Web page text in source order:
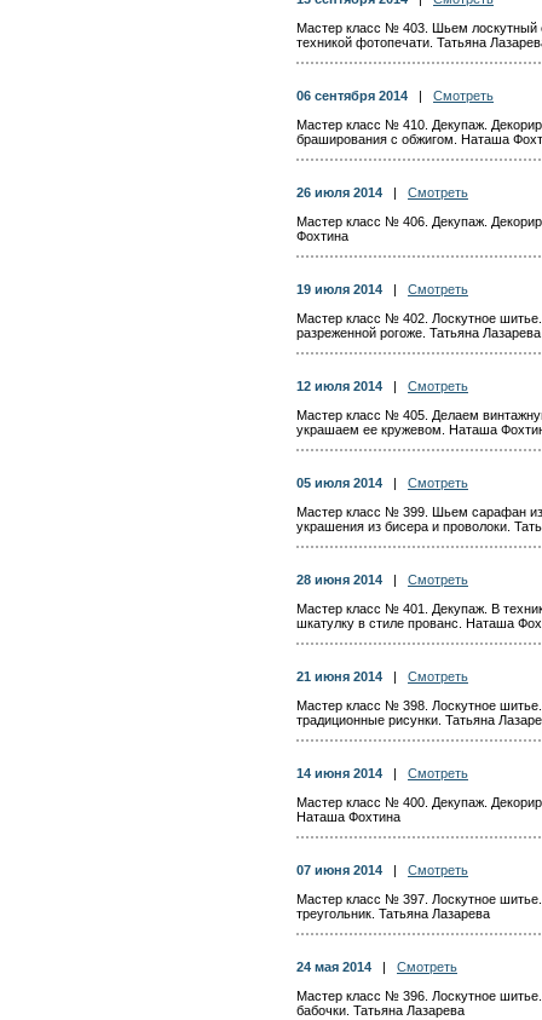
Мастер класс № 403. Шьем лоскутный
техникой фотопечати. Татьяна
06 сентября 2014
Смотреть
Мастер класс № 410. Декупаж.
браширования с обжигом. Наташа
26 июля 2014
Смотреть
Мастер класс № 406. Декупаж.
Фохтина
19 июля 2014
Смотреть
Мастер класс № 402. Лоскутное
разреженной рогоже. Татьяна Лазарева
12 июля 2014
Смотреть
Мастер класс № 405. Делаем
украшаем ее кружевом. Наташа
05 июля 2014
Смотреть
Мастер класс № 399. Шьем сарафан
украшения из бисера и проволоки.
28 июня 2014
Смотреть
Мастер класс № 401. Декупаж. В
шкатулку в стиле прованс. Наташа
21 июня 2014
Смотреть
Мастер класс № 398. Лоскутное
традиционные рисунки. Татьяна
14 июня 2014
Смотреть
Мастер класс № 400. Декупаж.
Наташа Фохтина
07 июня 2014
Смотреть
Мастер класс № 397. Лоскутное
треугольник. Татьяна Лазарева
24 мая 2014
Смотреть
Мастер класс № 396. Лоскутное
бабочки. Татьяна Лазарева